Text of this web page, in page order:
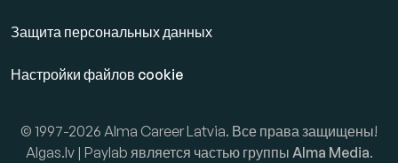
Защита персональных данных
Настройки файлов cookie
© 1997-2026 Alma Career Latvia. Все права защищены!
Algas.lv | Paylab является частью группы Alma Media.